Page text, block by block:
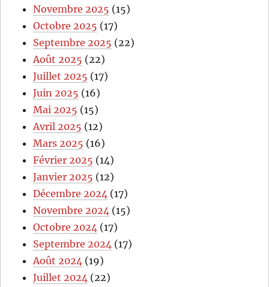
Novembre 2025 (15)
Octobre 2025 (17)
Septembre 2025 (22)
Août 2025 (22)
Juillet 2025 (17)
Juin 2025 (16)
Mai 2025 (15)
Avril 2025 (12)
Mars 2025 (16)
Février 2025 (14)
Janvier 2025 (12)
Décembre 2024 (17)
Novembre 2024 (15)
Octobre 2024 (17)
Septembre 2024 (17)
Août 2024 (19)
Juillet 2024 (22)